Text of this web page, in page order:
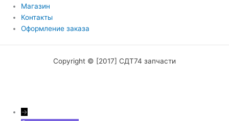
Магазин
Контакты
Оформление заказа
Copyright © [2017] СДТ74 запчасти
→